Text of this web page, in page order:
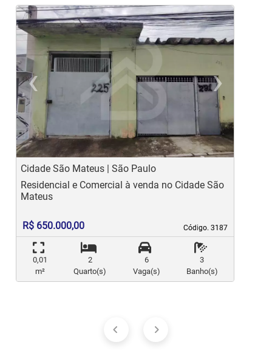
‹
Previous
›
Cidade São Mateus | São Paulo
Código. 3187
Código. 3187
Residencial e Comercial à venda no Cidade São
Mateus
R$ 650.000,00
0,01
m²
2
Quarto(s)
6
Vaga(s)
3
Banho(s)